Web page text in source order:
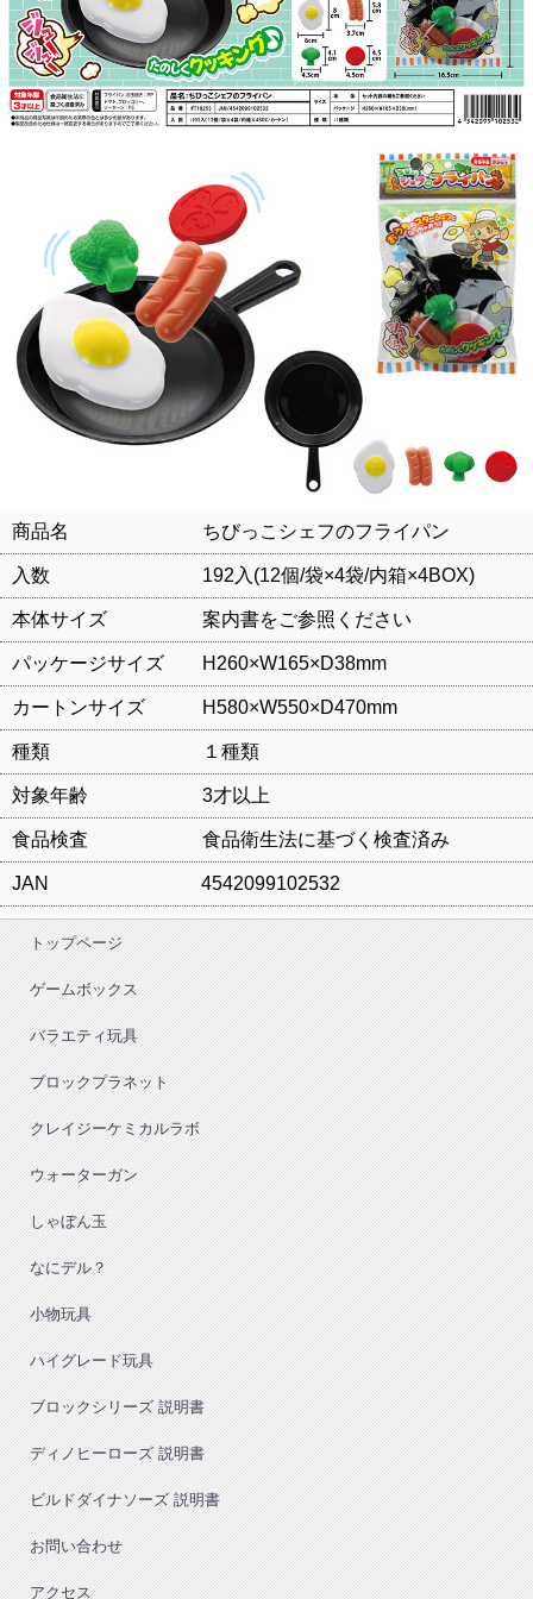
商品名 ちびっこシェフのフライパン
入数 192入(12個/袋×4袋/内箱×4BOX)
本体サイズ 案内書をご参照ください
パッケージサイズ H260×W165×D38mm
カートンサイズ H580×W550×D470mm
種類 １種類
対象年齢 3才以上
食品検査 食品衛生法に基づく検査済み
JAN 4542099102532
トップページ
ゲームボックス
バラエティ玩具
ブロックプラネット
クレイジーケミカルラボ
ウォーターガン
しゃぼん玉
なにデル？
小物玩具
ハイグレード玩具
ブロックシリーズ 説明書
ディノヒーローズ 説明書
ビルドダイナソーズ 説明書
お問い合わせ
アクセス